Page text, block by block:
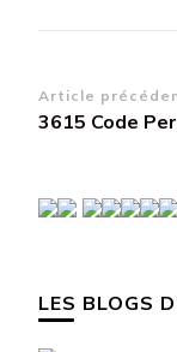
d’article
Article
3615 Code
LES BLOGS